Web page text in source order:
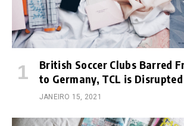
British Soccer Clubs Barred
to Germany, TCL is Disrupted
JANEIRO 15, 2021